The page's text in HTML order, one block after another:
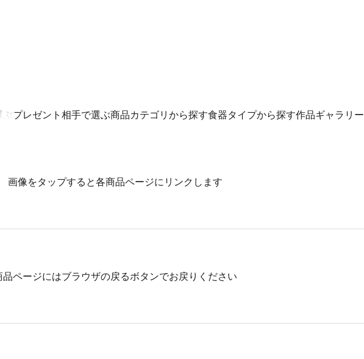
ぶプレゼント相手で選ぶ商品カテゴリから探す食器タイプから探す作品ギャラリー
画像をタップすると各商品ページにリンクします
品ページにはブラウザの戻るボタンでお戻りください